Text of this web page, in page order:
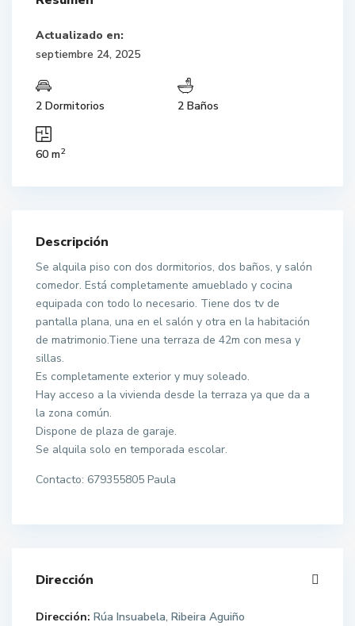
Actualizado en:
septiembre 24, 2025
2 Dormitorios 2 Baños
60 m2
Descripción
Se alquila piso con dos dormitorios, dos baños, y salón
comedor. Está completamente amueblado y cocina
equipada con todo lo necesario. Tiene dos tv de
pantalla plana, una en el salón y otra en la habitación
de matrimonio.Tiene una terraza de 42m con mesa y
sillas.
Es completamente exterior y muy soleado.
Hay acceso a la vivienda desde la terraza ya que da a
la zona común.
Dispone de plaza de garaje.
Se alquila solo en temporada escolar.
Contacto: 679355805 Paula
Dirección
Dirección: Rúa Insuabela, Ribeira Aguiño